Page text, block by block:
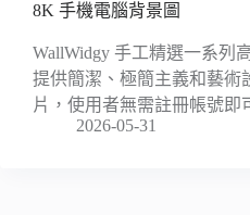
8K 手機電腦背景圖
WallWidgy 手工精選一系列
提供簡潔、極簡主義和藝術
片，使用者無需註冊帳號
2026-05-31